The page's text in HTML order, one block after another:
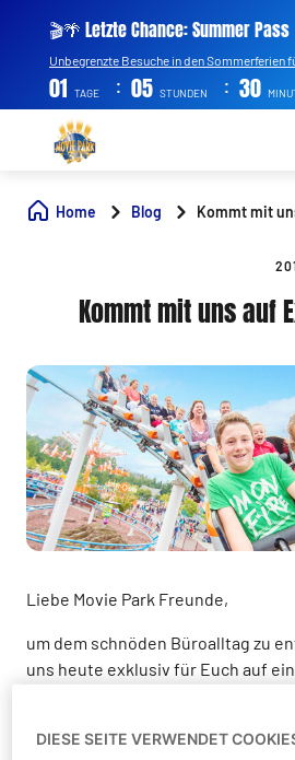
🎬🌴 Letzte Chance: Summer Pass
Unbegrenzte Besuche in den Sommerferien
01 TAGE : 05 STUNDEN : 30
Home Blog Kommt mit
Kommt mit uns auf
Liebe Movie Park Freunde,
um dem schnöden Büroalltag zu
uns heute exklusiv für Euch auf
hatte, wartete ein reines
DIESE SEITE VERWENDET